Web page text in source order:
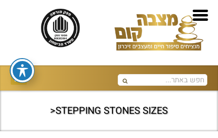
STEPPING STONES SIZES<